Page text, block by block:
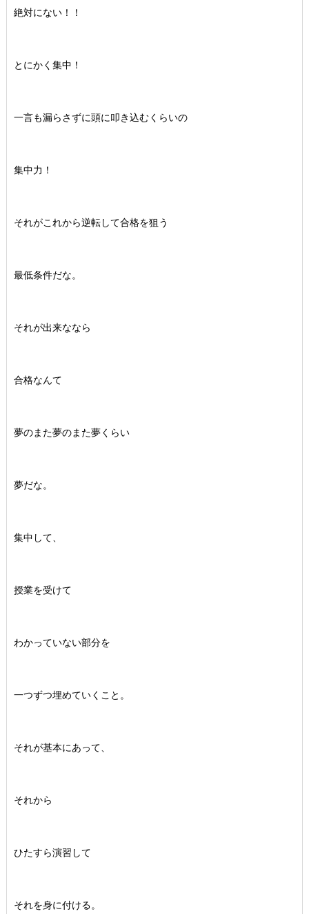
絶対にない！！
とにかく集中！
一言も漏らさずに頭に叩き込むくらいの
集中力！
それがこれから逆転して合格を狙う
最低条件だな。
それが出来ななら
合格なんて
夢のまた夢のまた夢くらい
夢だな。
集中して、
授業を受けて
わかっていない部分を
一つずつ埋めていくこと。
それが基本にあって、
それから
ひたすら演習して
それを身に付ける。